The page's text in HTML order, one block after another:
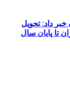
داد: تحویل